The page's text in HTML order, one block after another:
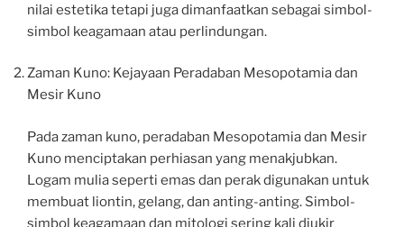
nilai estetika tetapi juga dimanfaatkan sebagai simbol-
simbol keagamaan atau perlindungan.
Zaman Kuno: Kejayaan Peradaban Mesopotamia dan
Mesir Kuno
Pada zaman kuno, peradaban Mesopotamia dan Mesir
Kuno menciptakan perhiasan yang menakjubkan.
Logam mulia seperti emas dan perak digunakan untuk
membuat liontin, gelang, dan anting-anting. Simbol-
simbol keagamaan dan mitologi sering kali diukir